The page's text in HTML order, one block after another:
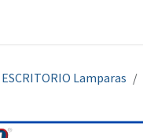
ESCRITORIO Lamparas